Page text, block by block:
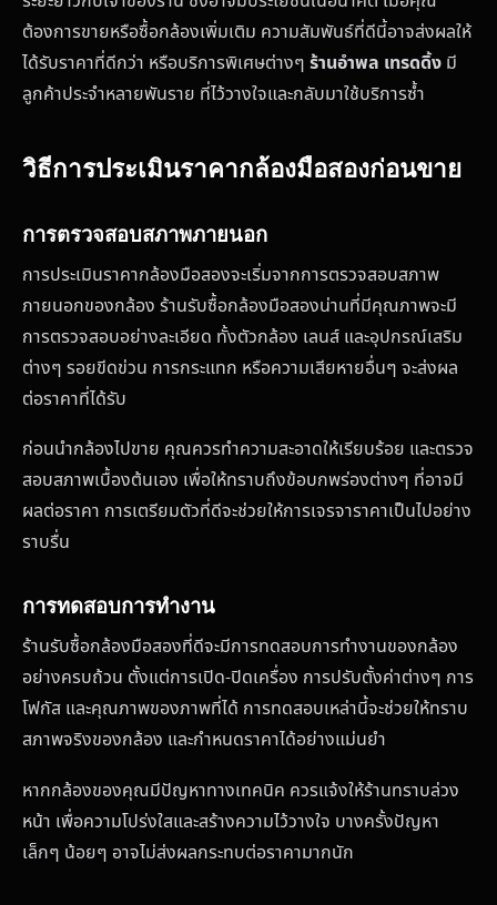
ต้องการขายหรือซื้อกล้องเพิ่มเติม ความสัมพันธ์ที่ดีนี้อาจส่งผลให้
ได้รับราคาที่ดีกว่า หรือบริการพิเศษต่างๆ ร้านอำพล เทรดดิ้ง มี
ลูกค้าประจำหลายพันราย ที่ไว้วางใจและกลับมาใช้บริการซ้ำ
วิธีการประเมินราคากล้องมือสองก่อนขาย
การตรวจสอบสภาพภายนอก
การประเมินราคากล้องมือสองจะเริ่มจากการตรวจสอบสภาพ
ภายนอกของกล้อง ร้านรับซื้อกล้องมือสองน่านที่มีคุณภาพจะมี
การตรวจสอบอย่างละเอียด ทั้งตัวกล้อง เลนส์ และอุปกรณ์เสริม
ต่างๆ รอยขีดข่วน การกระแทก หรือความเสียหายอื่นๆ จะส่งผล
ต่อราคาที่ได้รับ
ก่อนนำกล้องไปขาย คุณควรทำความสะอาดให้เรียบร้อย และตรวจ
สอบสภาพเบื้องต้นเอง เพื่อให้ทราบถึงข้อบกพร่องต่างๆ ที่อาจมี
ผลต่อราคา การเตรียมตัวที่ดีจะช่วยให้การเจรจาราคาเป็นไปอย่าง
ราบรื่น
การทดสอบการทำงาน
ร้านรับซื้อกล้องมือสองที่ดีจะมีการทดสอบการทำงานของกล้อง
อย่างครบถ้วน ตั้งแต่การเปิด-ปิดเครื่อง การปรับตั้งค่าต่างๆ การ
โฟกัส และคุณภาพของภาพที่ได้ การทดสอบเหล่านี้จะช่วยให้ทราบ
สภาพจริงของกล้อง และกำหนดราคาได้อย่างแม่นยำ
หากกล้องของคุณมีปัญหาทางเทคนิค ควรแจ้งให้ร้านทราบล่วง
หน้า เพื่อความโปร่งใสและสร้างความไว้วางใจ บางครั้งปัญหา
เล็กๆ น้อยๆ อาจไม่ส่งผลกระทบต่อราคามากนัก